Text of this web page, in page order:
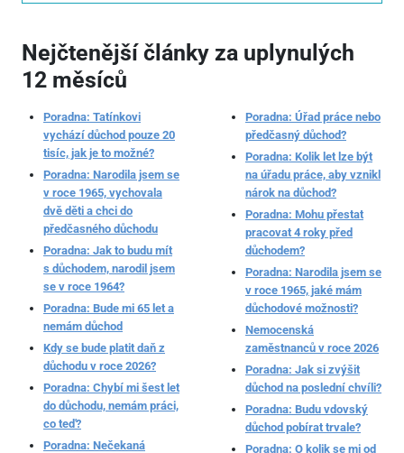
Nejčtenější články za uplynulých
12 měsíců
Poradna: Tatínkovi
vychází důchod pouze 20
tisíc, jak je to možné?
Poradna: Narodila jsem se
v roce 1965, vychovala
dvě děti a chci do
předčasného důchodu
Poradna: Jak to budu mít
s důchodem, narodil jsem
se v roce 1964?
Poradna: Bude mi 65 let a
nemám důchod
Kdy se bude platit daň z
důchodu v roce 2026?
Poradna: Chybí mi šest let
do důchodu, nemám práci,
co teď?
Poradna: Nečekaná
Poradna: Úřad práce nebo
předčasný důchod?
Poradna: Kolik let lze být
na úřadu práce, aby vznikl
nárok na důchod?
Poradna: Mohu přestat
pracovat 4 roky před
důchodem?
Poradna: Narodila jsem se
v roce 1965, jaké mám
důchodové možnosti?
Nemocenská
zaměstnanců v roce 2026
Poradna: Jak si zvýšit
důchod na poslední chvíli?
Poradna: Budu vdovský
důchod pobírat trvale?
Poradna: O kolik se mi od